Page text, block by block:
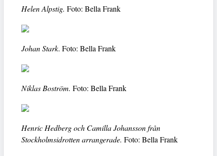
Helen Alpstig. Foto: Bella Frank
Johan Stark. Foto: Bella Frank
Niklas Boström. Foto: Bella Frank
Henric Hedberg och Camilla Johansson från
Stockholmsidrotten arrangerade. Foto: Bella Frank